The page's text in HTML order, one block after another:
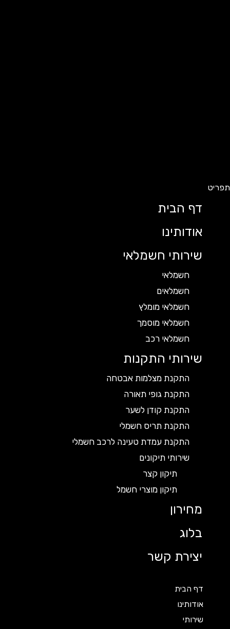
דף הבית
אודותינו
שירותי חשמלאי
חשמלאי
חשמלאים
חשמלאי מומלץ
חשמלאי מוסמך
חשמלאי רכב
שירותי התקנות
התקנת מצלמות אבטחה
התקנת גופי תאורה
התקנת קודן לשער
התקנת תריס חשמלי
התקנת עמדת טעינה לרכב חשמלי
שירותי תיקונים
תיקון קצר
תיקון מוצרי חשמל
מחירון
בלוג
יצירת קשר
דף הבית
אודותינו
שירותי